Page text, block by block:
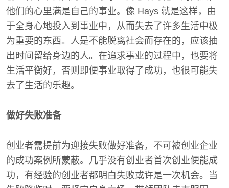
他们的心里满是自己的事业。像 Hays 就是这样，由
于全身心地投入到事业中，从而失去了许多生活中极
为重要的东西。人是不能脱离社会而存在的，应该抽
出时间留给身边的人。在追求事业的过程中，也要将
生活平衡好，否则即便事业取得了成功，也很可能失
去了生活的乐趣。
做好失败准备
创业者需提前为迎接失败做好准备，不可被创业企业
的成功案例所蒙蔽。几乎没有创业者首次创业便能成
功，有经验的创业者都明白失败或许是一次机会。当